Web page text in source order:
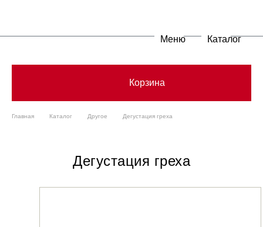
Меню Каталог
Корзина
Главная Каталог Другое Дегустация греха
Дегустация греха